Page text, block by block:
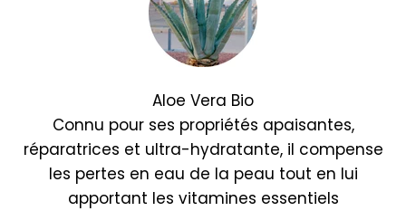
Aloe Vera Bio
Connu pour ses propriétés apaisantes,
réparatrices et ultra-hydratante, il compense
les pertes en eau de la peau tout en lui
apportant les vitamines essentiels